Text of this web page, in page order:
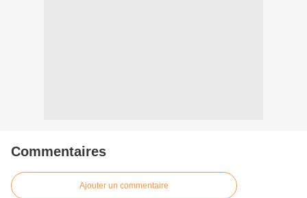
Commentaires
Ajouter un commentaire